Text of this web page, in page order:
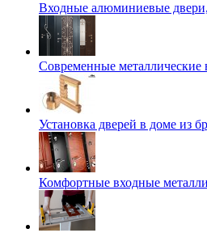
Входные алюминиевые
Современные металлические
Установка дверей в доме из
Комфортные входные